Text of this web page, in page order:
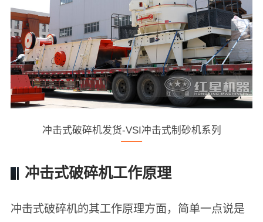
冲击式破碎机发货-VSI冲击式制砂机系列
冲击式破碎机工作原理
冲击式破碎机的其工作原理方面，简单一点说是